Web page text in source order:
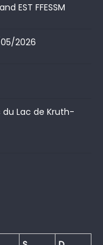
EST FFESSM
2026
du Lac de Kruth-